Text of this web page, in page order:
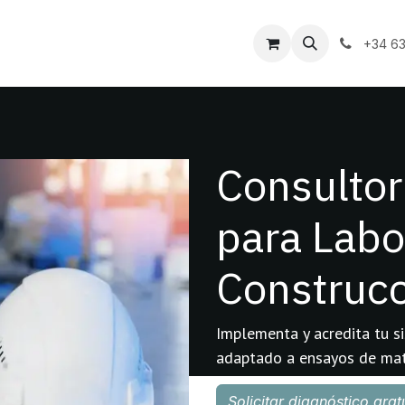
Citas +34
para
Implementa y acredita tu
adaptado a ensayos de
Solicitar diagnóstico